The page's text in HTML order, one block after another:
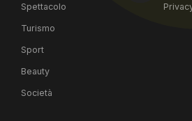
Spettacolo
Turismo
Sport
Beauty
Società